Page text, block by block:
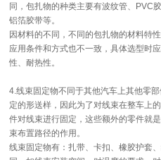
同，包扎物的种类主要有波纹管、PVC
铝箔胶带等。
因材料的不同，不同的包扎物的材料特
应用条件和方式也不一致，具体选型时
性、耐热性。
4.线束固定物不同于其他汽车上其他零
定的形送样，因此为了对线束在整车上
件对线束进行固定，这些额外的零件就
束布置路径的作用。
线束固定物有：扎带、卡扣、橡胶护套